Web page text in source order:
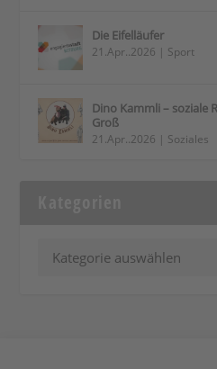
Die Eifelläufer
21.Apr..2026 | Sport
Dino Kammli – soziale
Groß
21.Apr..2026 | Soziales